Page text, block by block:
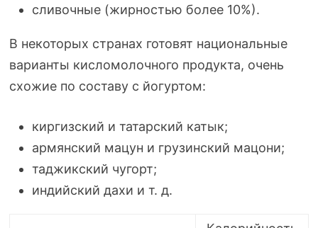
сливочные (жирностью более 10%).
В некоторых странах готовят национальные
варианты кисломолочного продукта, очень
схожие по составу с йогуртом:
киргизский и татарский катык;
армянский мацун и грузинский мацони;
таджикский чугорт;
индийский дахи и т. д.